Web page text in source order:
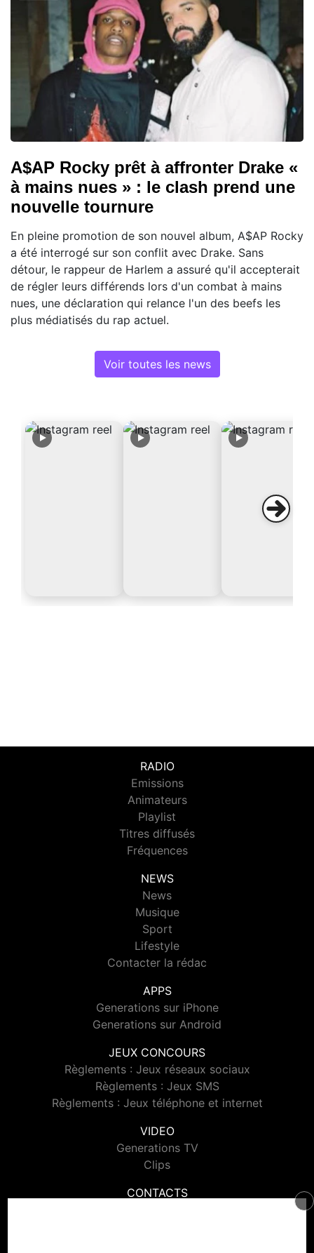
A$AP Rocky prêt à affronter Drake «
à mains nues » : le clash prend une
nouvelle tournure
En pleine promotion de son nouvel album, A$AP Rocky
a été interrogé sur son conflit avec Drake. Sans
détour, le rappeur de Harlem a assuré qu'il accepterait
de régler leurs différends lors d'un combat à mains
nues, une déclaration qui relance l'un des beefs les
plus médiatisés du rap actuel.
Voir toutes les news
RADIO
Emissions
Animateurs
Playlist
Titres diffusés
Fréquences
NEWS
News
Musique
Sport
Lifestyle
Contacter la rédac
APPS
Generations sur iPhone
Generations sur Android
JEUX CONCOURS
Règlements : Jeux réseaux sociaux
Règlements : Jeux SMS
Règlements : Jeux téléphone et internet
VIDEO
Generations TV
Clips
CONTACTS